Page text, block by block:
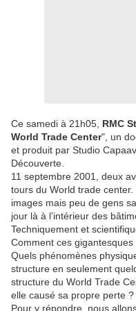
Ce samedi à 21h05, RMC
World Trade Center", un
et produit par Studio
Découverte.
11 septembre 2001, deux
tours du World trade
images mais peu de gens
jour là à l’intérieur des
Techniquement et
Comment ces
Quels phénomènes
structure en seulement
structure du World Trade
elle causé sa propre perte ?
Pour y répondre, nous